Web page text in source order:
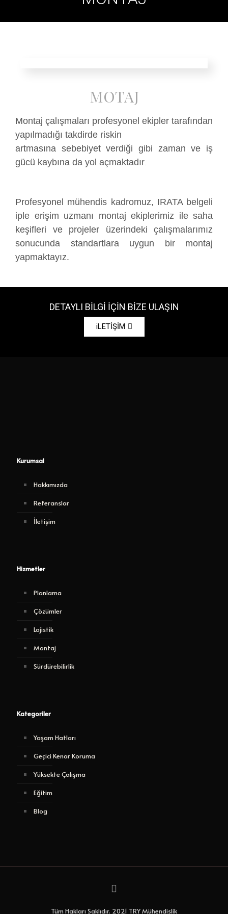
MOTAJ
Montaj çalışmaları profesyonel ekipler tarafından
yapılmadığı takdirde riskin
artmasına sebebiyet verdiği gibi zaman ve iş
gücü kaybına da yol açmaktadır
Profesyonel mühendis kadromuz, IRATA belgeli
iple erişim uzmanı montaj ekiplerimiz ile saha
keşifleri ve projeler üzerindeki çalışmalarımız
sonucunda standartlara uygun bir montaj
yapmaktayız.
DETAYLI BİLGİ İÇİN BİZE ULAŞIN
iLETİŞİM
Kurumsal
Hakkımızda
Referanslar
İletişim
Hizmetler
Planlama
Çözümler
Lojistik
Montaj
Sürdürebilirlik
Kategoriler
Yaşam Hatları
Geçici Kenar Koruma
Yüksekte Çalışma
Eğitim
Blog
Tüm Hakları Saklıdır. 2021 TRY Mühendislik